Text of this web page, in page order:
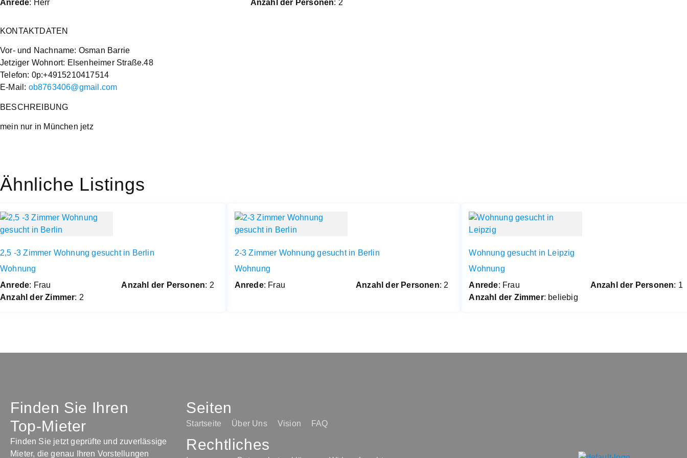
Anrede: Herr Anzahl der Personen: 2
KONTAKTDATEN
Vor- und Nachname: Osman Barrie
Jetziger Wohnort: Elsenheimer Straße.48
Telefon: 0p:+4915210417514
E-Mail: ob8763406@gmail.com
BESCHREIBUNG
mein nur in München jetz
Ähnliche Listings
2,5 -3 Zimmer Wohnung gesucht in Berlin
Wohnung
Anrede: Frau Anzahl der Personen: 2
Anzahl der Zimmer: 2
2-3 Zimmer Wohnung gesucht in Berlin
Wohnung
Anrede: Frau Anzahl der Personen: 2
Wohnung gesucht in Leipzig
Wohnung
Anrede: Frau Anzahl der Personen: 1
Anzahl der Zimmer: beliebig
Finden Sie Ihren
Top-Mieter
Finden Sie jetzt geprüfte und zuverlässige
Mieter, die genau Ihren Vorstellungen
Seiten
Startseite Über Uns Vision FAQ
Rechtliches